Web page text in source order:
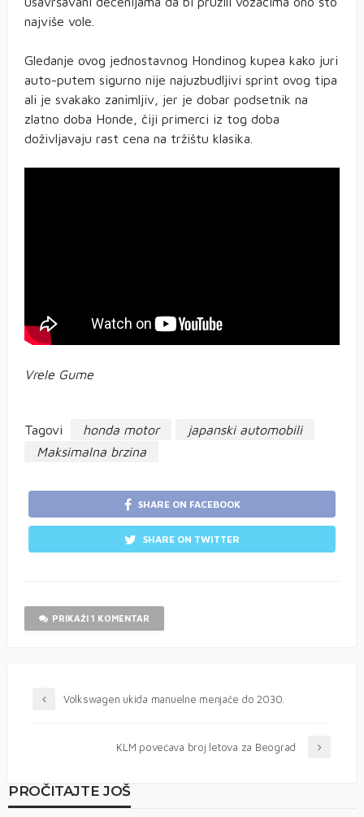
najviše vole.
Gledanje ovog jednostavnog Hondinog kupea kako juri
auto-putem sigurno nije najuzbudljivi sprint ovog tipa
ali je svakako zanimljiv, jer je dobar podsetnik na
zlatno doba Honde, čiji primerci iz tog doba
doživljavaju rast cena na tržištu klasika.
Vrele Gume
Tagovi honda motor
japanski automobili
Maksimalna brzina
SHARE ON FACEBOOK
SHARE ON TWITTER
PRIKAŽI 1 KOMENTAR
Volkswagen ukida manuelne menjače do 2030.
KLM povećava broj letova za Beograd
PROČITAJTE JOŠ